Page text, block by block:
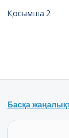
Қосымша 2
Басқа